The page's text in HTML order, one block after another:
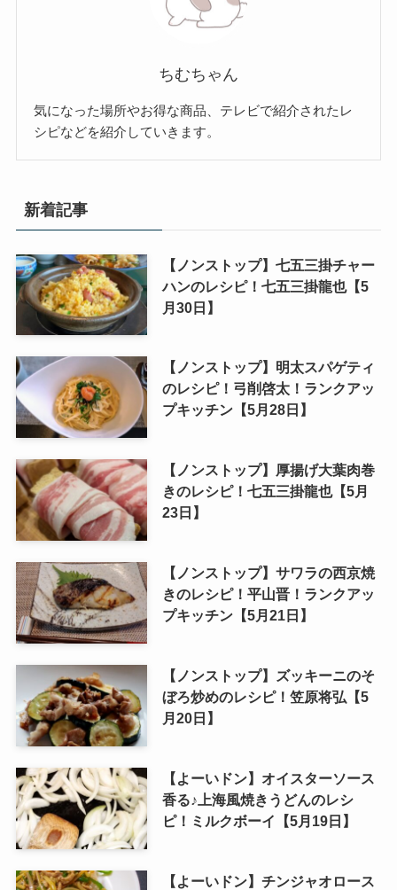
ちむちゃん
気になった場所やお得な商品、テレビで紹介されたレ
シピなどを紹介していきます。
新着記事
【ノンストップ】七五三掛チャー
ハンのレシピ！七五三掛龍也【5
月30日】
【ノンストップ】明太スパゲティ
のレシピ！弓削啓太！ランクアッ
プキッチン【5月28日】
【ノンストップ】厚揚げ大葉肉巻
きのレシピ！七五三掛龍也【5月
23日】
【ノンストップ】サワラの西京焼
きのレシピ！平山晋！ランクアッ
プキッチン【5月21日】
【ノンストップ】ズッキーニのそ
ぼろ炒めのレシピ！笠原将弘【5
月20日】
【よーいドン】オイスターソース
香る♪上海風焼きうどんのレシ
ピ！ミルクボーイ【5月19日】
【よーいドン】チンジャオロース